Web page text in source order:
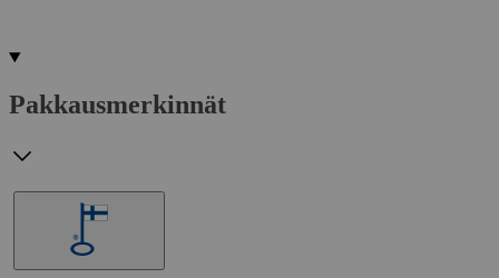
Pakkausmerkinnät